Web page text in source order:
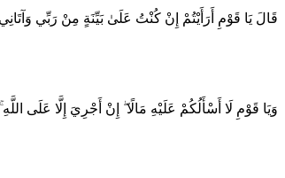
قَالَ يَا قَوْمِ أَرَأَيْتُمْ إِنْ كُنْتُ عَلَىٰ بَيِّنَةٍ مِنْ رَبِّي
وَيَا قَوْمِ لَا أَسْأَلُكُمْ عَلَيْهِ مَالًا ۖ إِنْ أَجْرِيَ إِلَّا عَلَى